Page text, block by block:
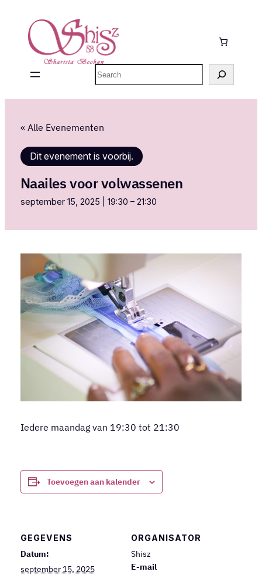
Zoeken
« Alle Evenementen
Dit evenement is voorbij.
Naailes voor volwassenen
september 15, 2025 | 19:30 – 21:30
Iedere maandag van 19:30 tot 21:30
Toevoegen aan kalender
GEGEVENS
Datum:
september 15, 2025
ORGANISATOR
Shisz
E-mail